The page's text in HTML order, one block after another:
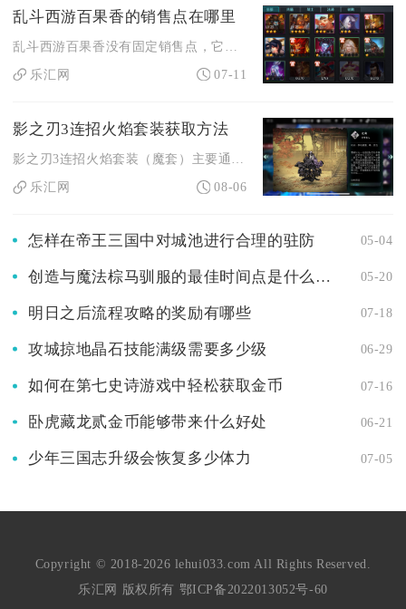
乱斗西游百果香的销售点在哪里
乐汇网
07-11
影之刃3连招火焰套装获取方法
乐汇网
08-06
怎样在帝王三国中对城池进行合理的驻防 05-04
创造与魔法棕马驯服的最佳时间点是什么时候 05-20
明日之后流程攻略的奖励有哪些 07-18
攻城掠地晶石技能满级需要多少级 06-29
如何在第七史诗游戏中轻松获取金币 07-16
卧虎藏龙贰金币能够带来什么好处 06-21
少年三国志升级会恢复多少体力 07-05
Copyright © 2018-2026 lehui033.com All Rights Reserved.
乐汇网 版权所有 鄂ICP备2022013052号-60